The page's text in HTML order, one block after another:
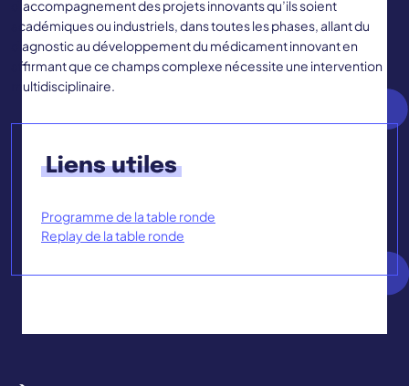
d’accompagnement des projets innovants qu’ils soient
académiques ou industriels, dans toutes les phases, allant du
diagnostic au développement du médicament innovant en
affirmant que ce champs complexe nécessite une intervention
multidisciplinaire.
Liens utiles
Programme de la table ronde
Replay de la table ronde